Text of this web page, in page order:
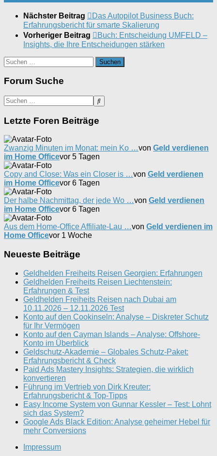
Nächster Beitrag
Das Autopilot Business Buch:
Erfahrungsbericht für smarte Skalierung
Vorheriger Beitrag
Buch: Entscheidung UMFELD –
Insights, die Ihre Entscheidungen stärken
Suchen
nach:
Forum Suche
Letzte Foren Beiträge
Zwanzig Minuten im Monat: mein Ko …von Geld verdienen
im Home Officevor 5 Tagen
Copy and Close: Was ein Closer is …von Geld verdienen
im Home Officevor 6 Tagen
Der halbe Nachmittag, der jede Wo …von Geld verdienen
im Home Officevor 6 Tagen
Aus dem Home-Office Affiliate-Lau …von Geld verdienen im
Home Officevor 1 Woche
Neueste Beiträge
Geldhelden Freiheits Reisen Georgien: Erfahrungen
Geldhelden Freiheits Reisen Liechtenstein:
Erfahrungen & Test
Geldhelden Freiheits Reisen nach Dubai am
10.11.2026 – 12.11.2026 Test
Konto auf den Cookinseln: Analyse – Diskreter Schutz
für Ihr Vermögen
Konto auf den Cayman Islands – Analyse: Offshore-
Konto im Überblick
Geldschutz-Akademie – Globales Schutz-Paket:
Erfahrungsbericht & Check
Paid Ads Mastery Insights: Strategien, die wirklich
konvertieren
Führung im Vertrieb von Dirk Kreuter:
Erfahrungsbericht & Top-Tipps
Easy Income System von Gunnar Kessler – Test: Lohnt
sich das System?
Google Ads Black Edition: Analyse geheimer Hebel für
mehr Conversions
Impressum